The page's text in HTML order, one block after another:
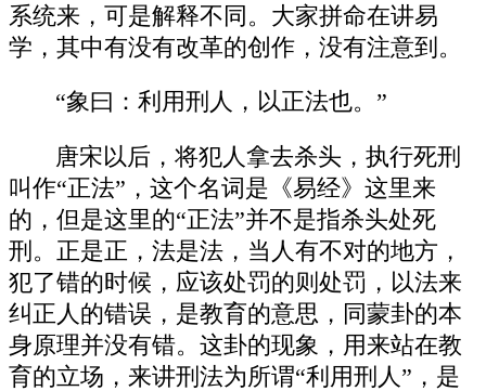
系统来，可是解释不同。大家拼命在讲易
学，其中有没有改革的创作，没有注意到。
“象曰：利用刑人，以正法也。”
唐宋以后，将犯人拿去杀头，执行死刑
叫作“正法”，这个名词是《易经》这里来
的，但是这里的“正法”并不是指杀头处死
刑。正是正，法是法，当人有不对的地方，
犯了错的时候，应该处罚的则处罚，以法来
纠正人的错误，是教育的意思，同蒙卦的本
身原理并没有错。这卦的现象，用来站在教
育的立场，来讲刑法为所谓“利用刑人”，是